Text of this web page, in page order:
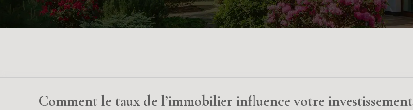
Comment le taux de l’immobilier influence votre investissement